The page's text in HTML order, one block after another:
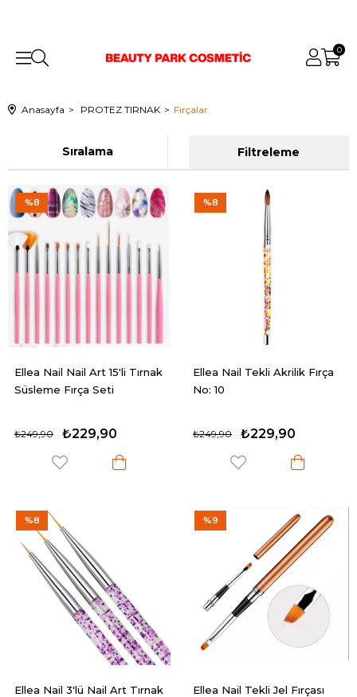
0
Anasayfa PROTEZ TIRNAK Fırçalar
Filtreleme
Sıralama
Ellea Nail Nail Art 15'li Tırnak
Süsleme Fırça Seti
₺229,90
₺249,90
%8
Ellea Nail Tekli Akrilik Fırça
No: 10
₺229,90
₺249,90
%8
Ellea Nail 3'lü Nail Art Tırnak
%8
Ellea Nail Tekli Jel Fırçası
%9